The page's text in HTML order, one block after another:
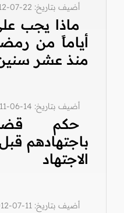
أضيف بتاريخ: 22-07-2012
ماذا يجب
أياماً من
منذ عشر
أضيف بتاريخ: 14-06-2011
حكم
باجتهادهم
الاجتهاد
أضيف بتاريخ: 11-07-2012